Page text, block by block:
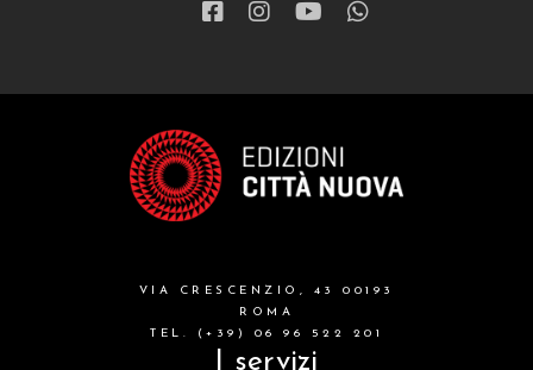
VIA CRESCENZIO, 43 00193
ROMA
TEL. (+39) 06 96 522 201
I servizi